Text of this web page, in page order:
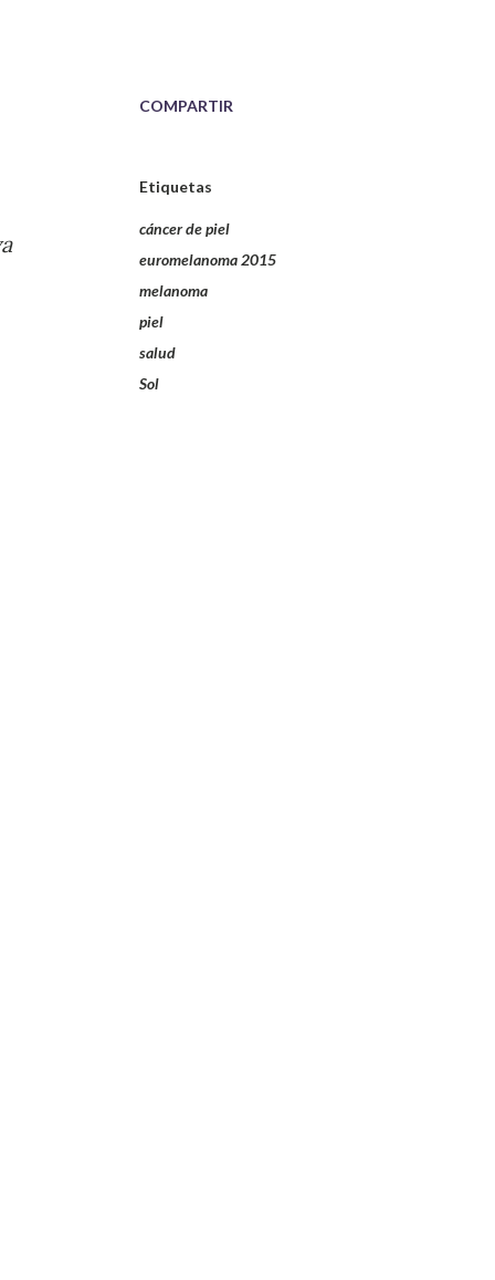
COMPARTIR
Etiquetas
cáncer de piel
euromelanoma 2015
melanoma
piel
salud
Sol